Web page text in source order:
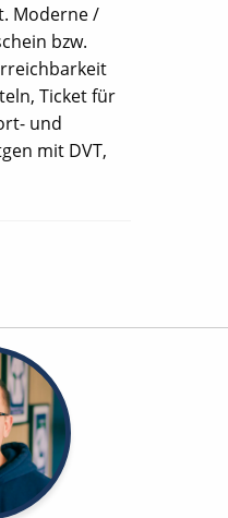
Moderne /
bzw.
Ticket für
und
mit DVT,